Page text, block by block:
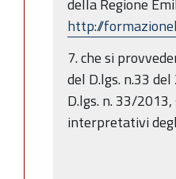
http://
7. che si
del D.lgs. n.33
D.lgs. n. 33/
interpretativi